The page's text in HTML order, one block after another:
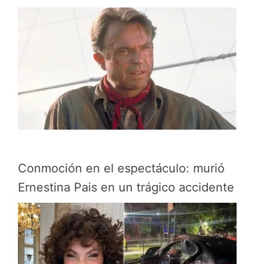
Conmoción en el espectáculo: murió
Ernestina Pais en un trágico accidente